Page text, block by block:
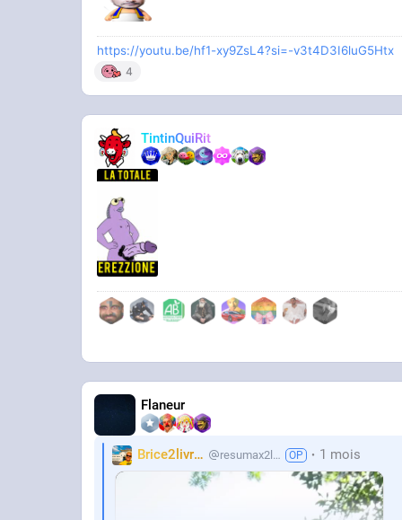
https://youtu.be/hf1-xy9ZsL4?si=-v3t4D3I6luG5Htx
4
TintinQuiRit
Flaneur
Brice2livres resumax2livres 1 mois